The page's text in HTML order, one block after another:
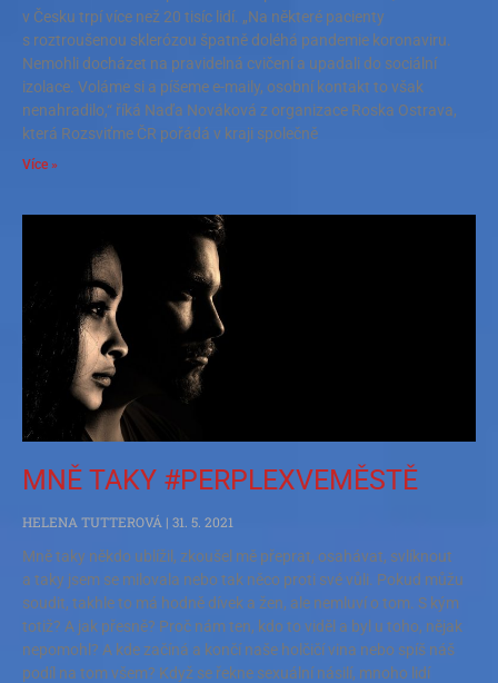
v Česku trpí více než 20 tisíc lidí. „Na některé pacienty
s roztroušenou sklerózou špatně doléhá pandemie koronaviru.
Nemohli docházet na pravidelná cvičení a upadali do sociální
izolace. Voláme si a píšeme e-maily, osobní kontakt to však
nenahradilo,“ říká Naďa Nováková z organizace Roska Ostrava,
která Rozsviťme ČR pořádá v kraji společně
Více »
MNĚ TAKY #PERPLEXVEMĚSTĚ
HELENA TUTTEROVÁ
31. 5. 2021
Mně taky někdo ublížil, zkoušel mě přeprat, osahávat, svlíknout
a taky jsem se milovala nebo tak něco proti své vůli. Pokud můžu
soudit, takhle to má hodně dívek a žen, ale nemluví o tom. S kým
totiž? A jak přesně? Proč nám ten, kdo to viděl a byl u toho, nějak
nepomohl? A kde začíná a končí naše holčičí vina nebo spíš náš
podíl na tom všem? Když se řekne sexuální násilí, mnoho lidí